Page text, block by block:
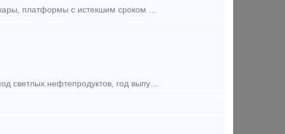
Куплю вагоны, жд цистерны на колесах, полувагоны, щеповозы, думпкары, платформы с истекшим сроком эксплуатации по хорошей цене. По всей территории России. Анна тел. 8 933 329 45 40 Красноярск Сер
Продаю 54 вагона-цистерны в хорошем состоянии. Цистерны б/у, из-под светлых нефтепродуктов, год выпуска 2019 года. Вся информация по телефону. +79301599257 телеграм, воцап.